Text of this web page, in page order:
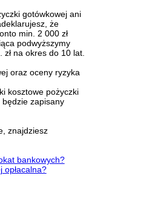
gotówkowej ani
że
min. 2 000 zł
podwyższymy
na okres do 10 lat.
oraz oceny ryzyka
kosztowe pożyczki
będzie zapisany
znajdziesz